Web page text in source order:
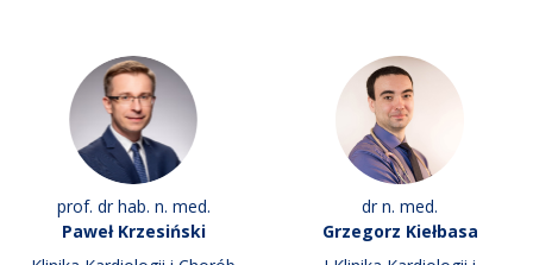
prof. dr hab. n. med.
Paweł Krzesiński
dr n. med.
Grzegorz Kiełbasa